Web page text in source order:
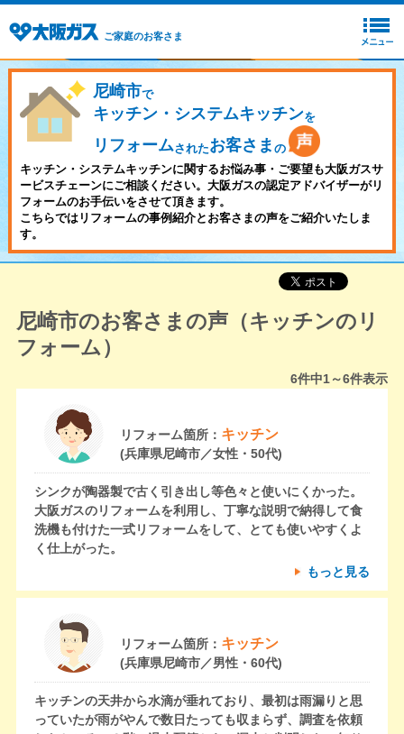
ご家庭のお客さま
尼崎市で
キッチン・システムキッチンを
リフォームされたお客さま の
キッチン・システムキッチンに関するお悩み事・ご要望も大阪ガスサ
ービスチェーンにご相談ください。大阪ガスの認定アドバイザーがリ
フォームのお手伝いをさせて頂きます。
こちらではリフォームの事例紹介とお客さまの声をご紹介いたしま
す。
尼崎市のお客さまの声（キッチンのリ
フォーム）
6件中1～6件表示
リフォーム箇所： キッチン
(兵庫県尼崎市／女性・50代)
シンクが陶器製で古く引き出し等色々と使いにくかった。
大阪ガスのリフォームを利用し、丁寧な説明で納得して食
洗機も付けた一式リフォームをして、とても使いやすくよ
く仕上がった。
もっと見る
リフォーム箇所： キッチン
(兵庫県尼崎市／男性・60代)
キッチンの天井から水滴が垂れており、最初は雨漏りと思
っていたが雨がやんで数日たっても収まらず、調査を依頼